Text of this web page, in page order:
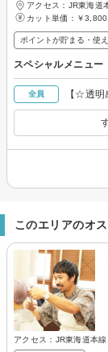
アクセス：JR東海道
カット単価： ￥3,800
ポイントが貯まる・使
スペシャルメニュー
全員 【☆透
このエリアのオ
アクセス：JR東海道本